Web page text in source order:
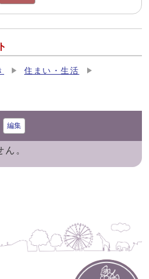
住まい・生活
編集
。